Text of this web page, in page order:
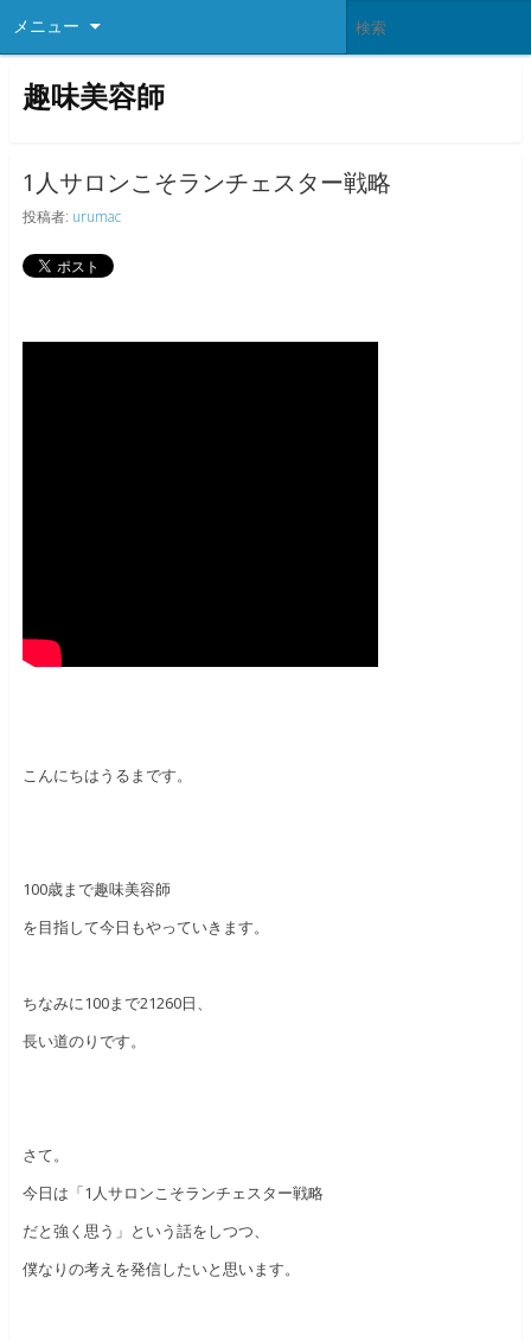
メニュー
趣味美容師
1人サロンこそランチェスター戦略
投稿者: urumac
こんにちはうるまです。
100歳まで趣味美容師
を目指して今日もやっていきます。
ちなみに100まで21260日、
長い道のりです。
さて。
今日は「1人サロンこそランチェスター戦略
だと強く思う」という話をしつつ、
僕なりの考えを発信したいと思います。